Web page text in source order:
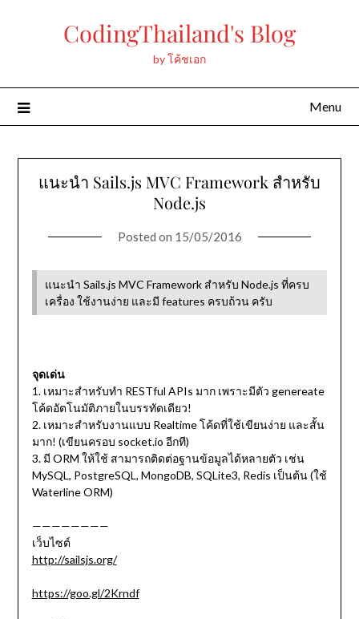
CodingThailand's Blog
by โค้ชเอก
Menu
แนะนำ Sails.js MVC Framework สำหรับ
Node.js
Posted on 15/05/2016
แนะนำ Sails.js MVC Framework สำหรับ Node.js ที่ครบ
เครื่อง ใช้งานง่าย และมี features ครบถ้วน ครับ
จุดเด่น
1. เหมาะสำหรับทำ RESTful APIs มาก เพราะมีตัว genereate
โค้ดอัตโนมัติภายในบรรทัดเดียว!
2. เหมาะสำหรับงานแบบ Realtime โค้ดที่ใช้เขียนง่าย และสั้น
มาก! (เขียนครอบ socket.io อีกที)
3. มี ORM ให้ใช้ สามารถติดต่อฐานข้อมูลได้หลายตัว เช่น
MySQL, PostgreSQL, MongoDB, SQLite3, Redis เป็นต้น (ใช้
Waterline ORM)
————————
เว็บไซต์
http://sailsjs.org/
https://goo.gl/2Krndf